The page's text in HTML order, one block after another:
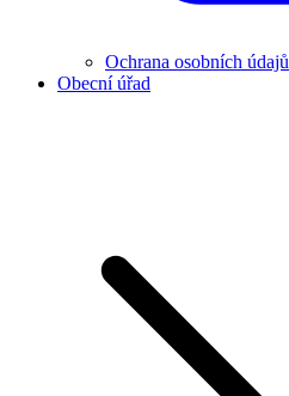
Ochrana osobních údajů
Obecní úřad